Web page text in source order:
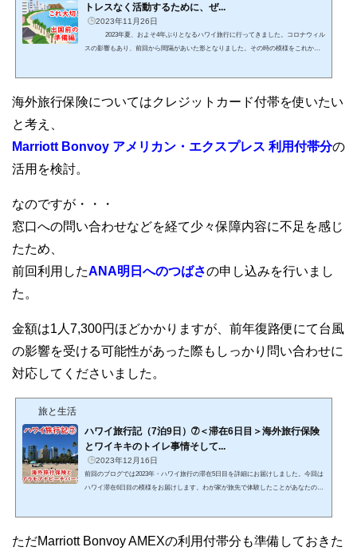
トレスなく活動するために、ぜ...
2023年11月26日
2023年夏、およそ4年ぶりとなるハワイ旅行に行ってきました。コロナウィル
スの影響もあり、前回から間隔があいた形となりました。その時の模様をこれから9
す！チケットが安く取れた！今回のハワイ旅行は実に4年ぶ...
海外旅行保険についてはクレジットカード付帯を使いたい
と考え、
Marriott Bonvoy アメリカン・ エクスプレス 利用付帯分の
活用を検討。
なのですが・・・
窓口への問い合わせなどを経て少々保障内容に不足を感じ
たため、
前回利用したANA明日へのつばさの申し込みを行いまし
た。
金額は1人7,300円ほどかかりますが、前年復路便にて台風
の影響を受ける可能性があった際もしっかり問い合わせに
対応してくださいました。
旅と生活
ハワイ旅行記（7泊9日）➆＜滞在6日目＞海外旅行保険
とワイキキのトイレ事情そして...
2023年12月16日
前回のブログでは2023年・ハワイ旅行の滞在5日目を詳細にお届けしました。今回は
ハワイ滞在6日目の模様をお届けします。わが家が旅先で体験したことがあなたのハ
れでは滞在6日目、始めます！今回の旅行も終盤にさしかかった6日目は午前中に帰
ただMarriott Bonvoy AMEXの利用付帯分も準備しておきた